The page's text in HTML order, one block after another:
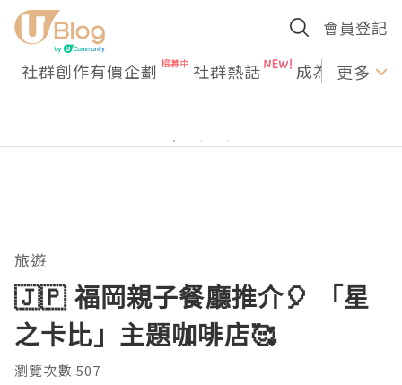
會員登記
社群創作有價企劃 社群熱話 成為U更多
旅遊
🇯🇵 福岡親子餐廳推介🎈 「星
之卡比」主題咖啡店🥰
瀏覽次數:507